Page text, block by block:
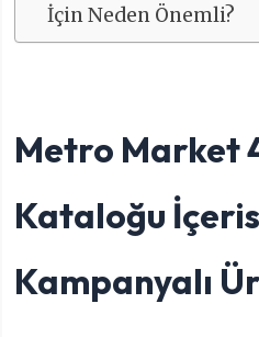
İçin Neden Önemli?
Metro Market
Kataloğu
Kampanyalı